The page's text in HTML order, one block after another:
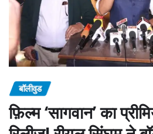
बॉलीवुड
फ़िल्म ‘सागवान’ का